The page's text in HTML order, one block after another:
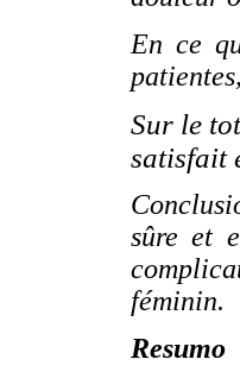
En ce
Sur le
satisfait
sûre et
féminin.
Resumo